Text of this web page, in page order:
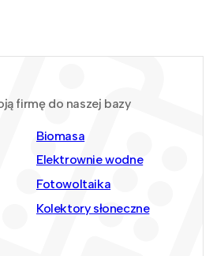
firmę do naszej bazy
Biomasa
Elektrownie wodne
Fotowoltaika
Kolektory słoneczne